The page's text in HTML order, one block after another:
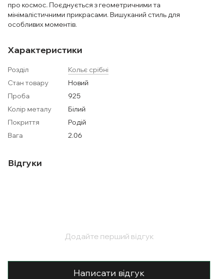
про космос. Поєднується з геометричними та
мінімалістичними прикрасами. Вишуканий стиль для
особливих моментів.
Характеристики
Розділ
Кольє срібні
Стан товару
Новий
Проба
925
Колір металу
Білий
Покриття
Родій
Вага
2.06
Відгуки
Додайте перший відгук
Написати відгук